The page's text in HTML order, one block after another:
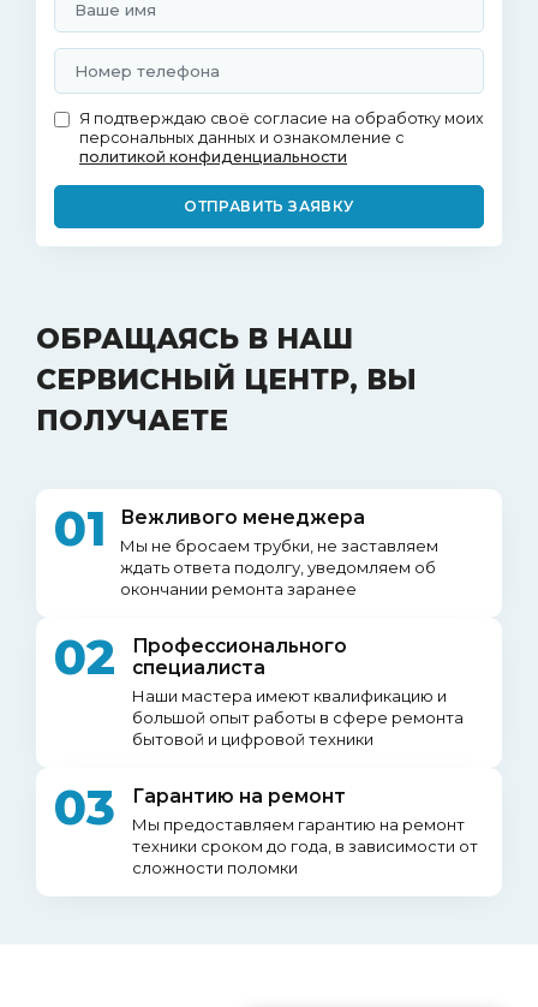
Я подтверждаю своё согласие на обработку моих
персональных данных и ознакомление с
политикой конфиденциальности
ОТПРАВИТЬ ЗАЯВКУ
ОБРАЩАЯСЬ В НАШ
СЕРВИСНЫЙ ЦЕНТР, ВЫ
ПОЛУЧАЕТЕ
01 Вежливого менеджера
Мы не бросаем трубки, не заставляем
ждать ответа подолгу, уведомляем об
окончании ремонта заранее
02
Профессионального
специалиста
Наши мастера имеют квалификацию и
большой опыт работы в сфере ремонта
бытовой и цифровой техники
03 Гарантию на ремонт
Мы предоставляем гарантию на ремонт
техники сроком до года, в зависимости от
сложности поломки